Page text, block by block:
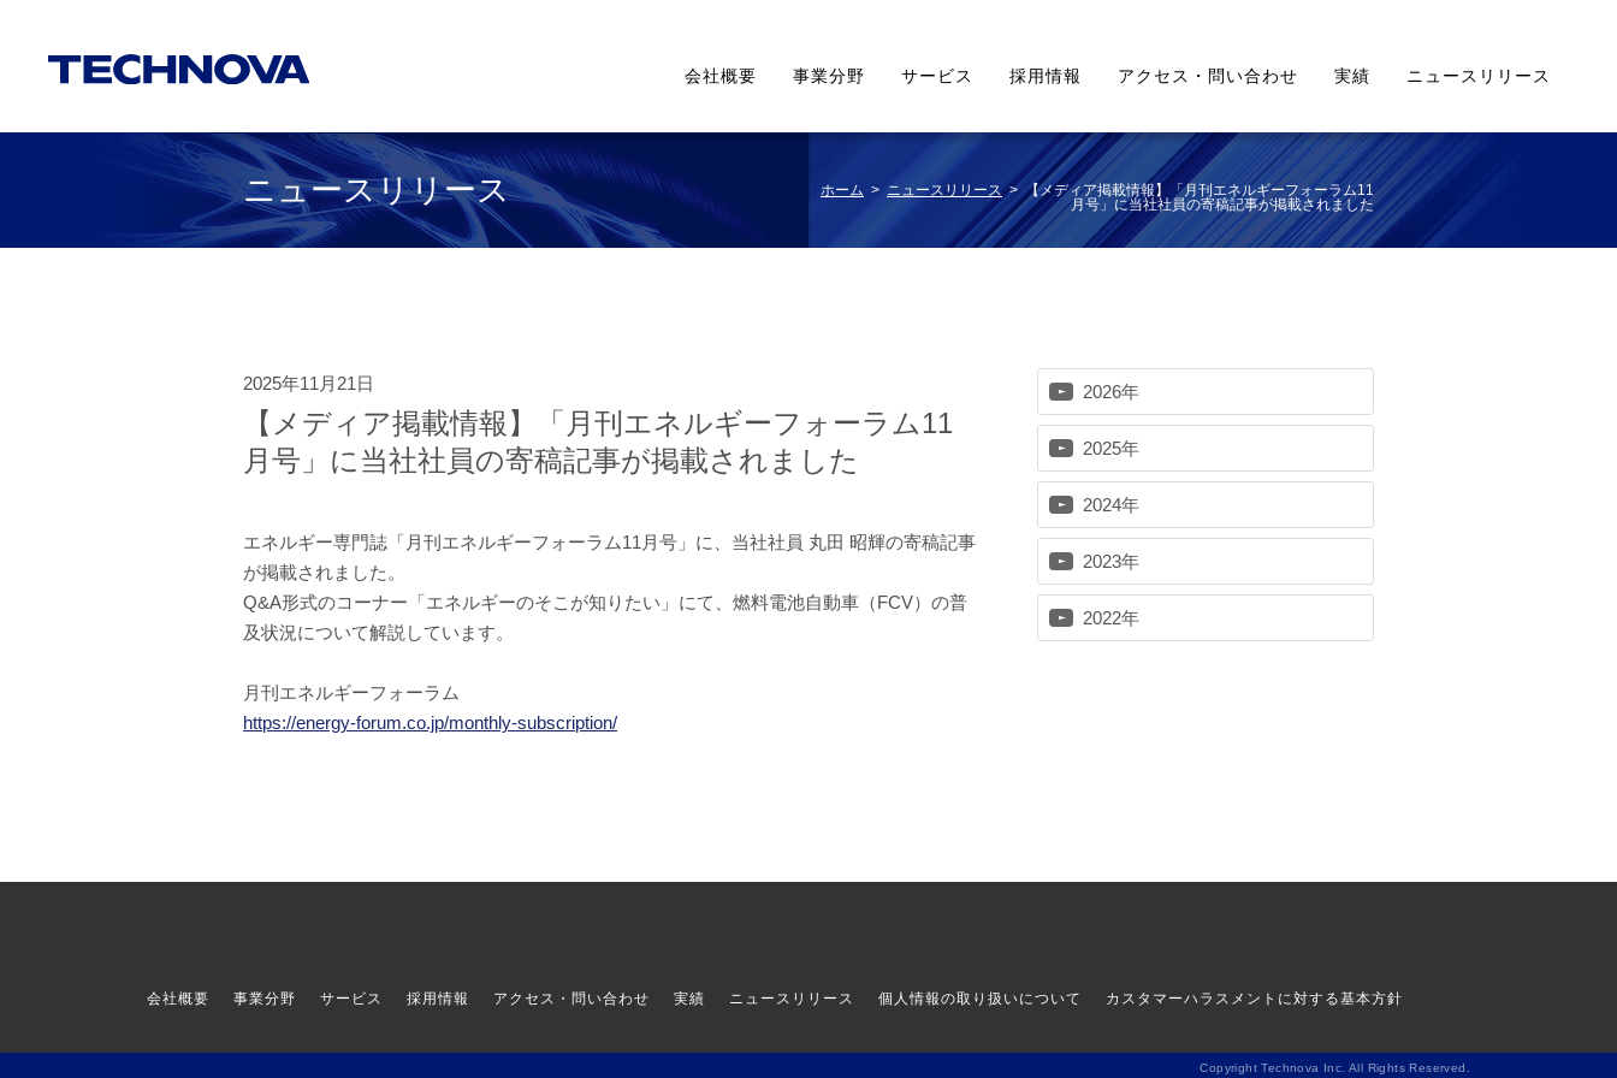
会社概要 事業分野 サービス 採用情報 アクセス・問い合わせ 実績 ニュースリリース
ニュースリリース ホーム > ニュースリリース> 【メディア掲載情報】「月刊エネルギーフォーラム11
月号」に当社社員の寄稿記事が掲載されました
2025年11月21日
【メディア掲載情報】「月刊エネルギーフォーラム11
月号」に当社社員の寄稿記事が掲載されました
エネルギー専門誌「月刊エネルギーフォーラム11月号」に、当社社員 丸田 昭輝の寄稿記事
が掲載されました。
Q&A形式のコーナー「エネルギーのそこが知りたい」にて、燃料電池自動車（FCV）の普
及状況について解説しています。
月刊エネルギーフォーラム
https://energy-forum.co.jp/monthly-subscription/
2026年
2025年
2024年
2023年
2022年
会社概要 事業分野 サービス 採用情報 アクセス・問い合わせ 実績 ニュースリリース 個人情報の取り扱いについて カスタマーハラスメントに対する基本方針
Copyright Technova Inc. All Rights Reserved.